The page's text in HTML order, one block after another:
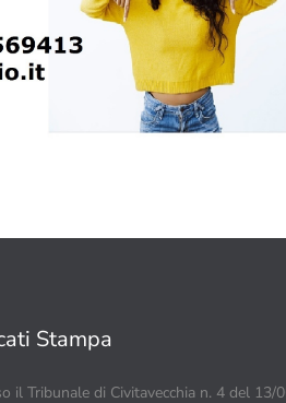
Stampa
Tribunale di Civitavecchia n. 4 del 13/